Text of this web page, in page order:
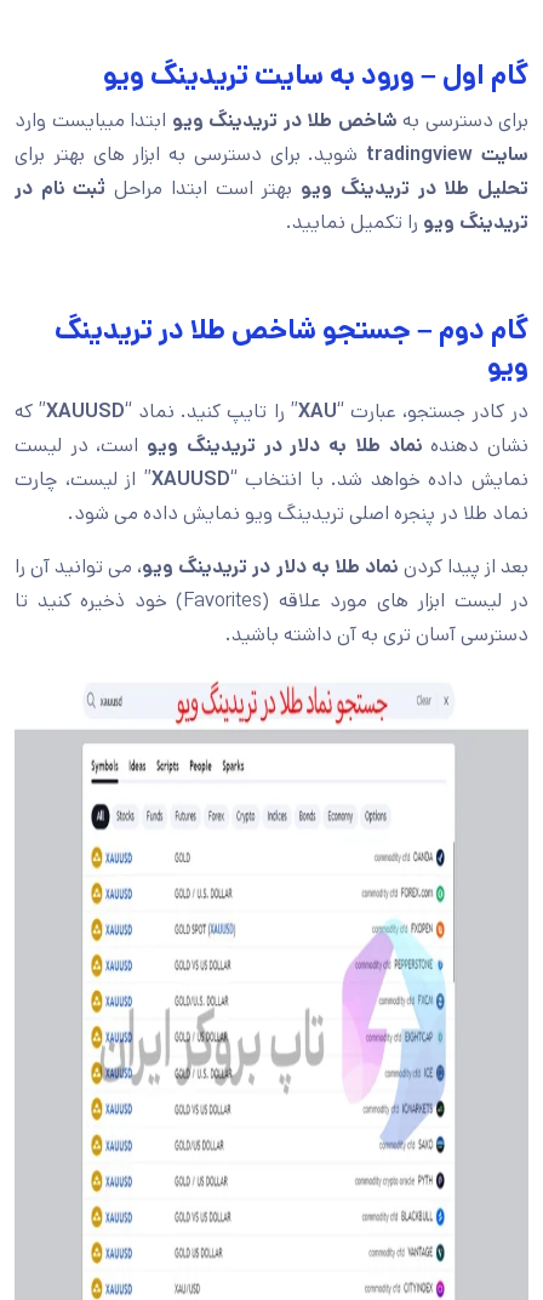
گام اول – ورود به سایت تریدینگ ویو
برای دسترسی به شاخص طلا در تریدینگ ویو ابتدا میبایست وارد
سایت tradingview
شوید. برای دسترسی به ابزار های بهتر برای
تحلیل طلا در تریدینگ ویو بهتر است ابتدا مراحل ثبت نام در
تریدینگ ویو را تکمیل نمایید.
گام دوم – جستجو شاخص طلا در تریدینگ
ویو
در کادر جستجو، عبارت “XAU” را تایپ کنید. نماد “XAUUSD” که
نشان دهنده نماد طلا به دلار در تریدینگ ویو است، در لیست
نمایش داده خواهد شد. با انتخاب “XAUUSD” از لیست، چارت
نماد طلا در پنجره اصلی تریدینگ ویو نمایش داده می شود.
بعد از پیدا کردن نماد طلا به دلار در تریدینگ ویو، می توانید آن را
در لیست ابزار های مورد علاقه (Favorites) خود ذخیره کنید تا
دسترسی آسان تری به آن داشته باشید.